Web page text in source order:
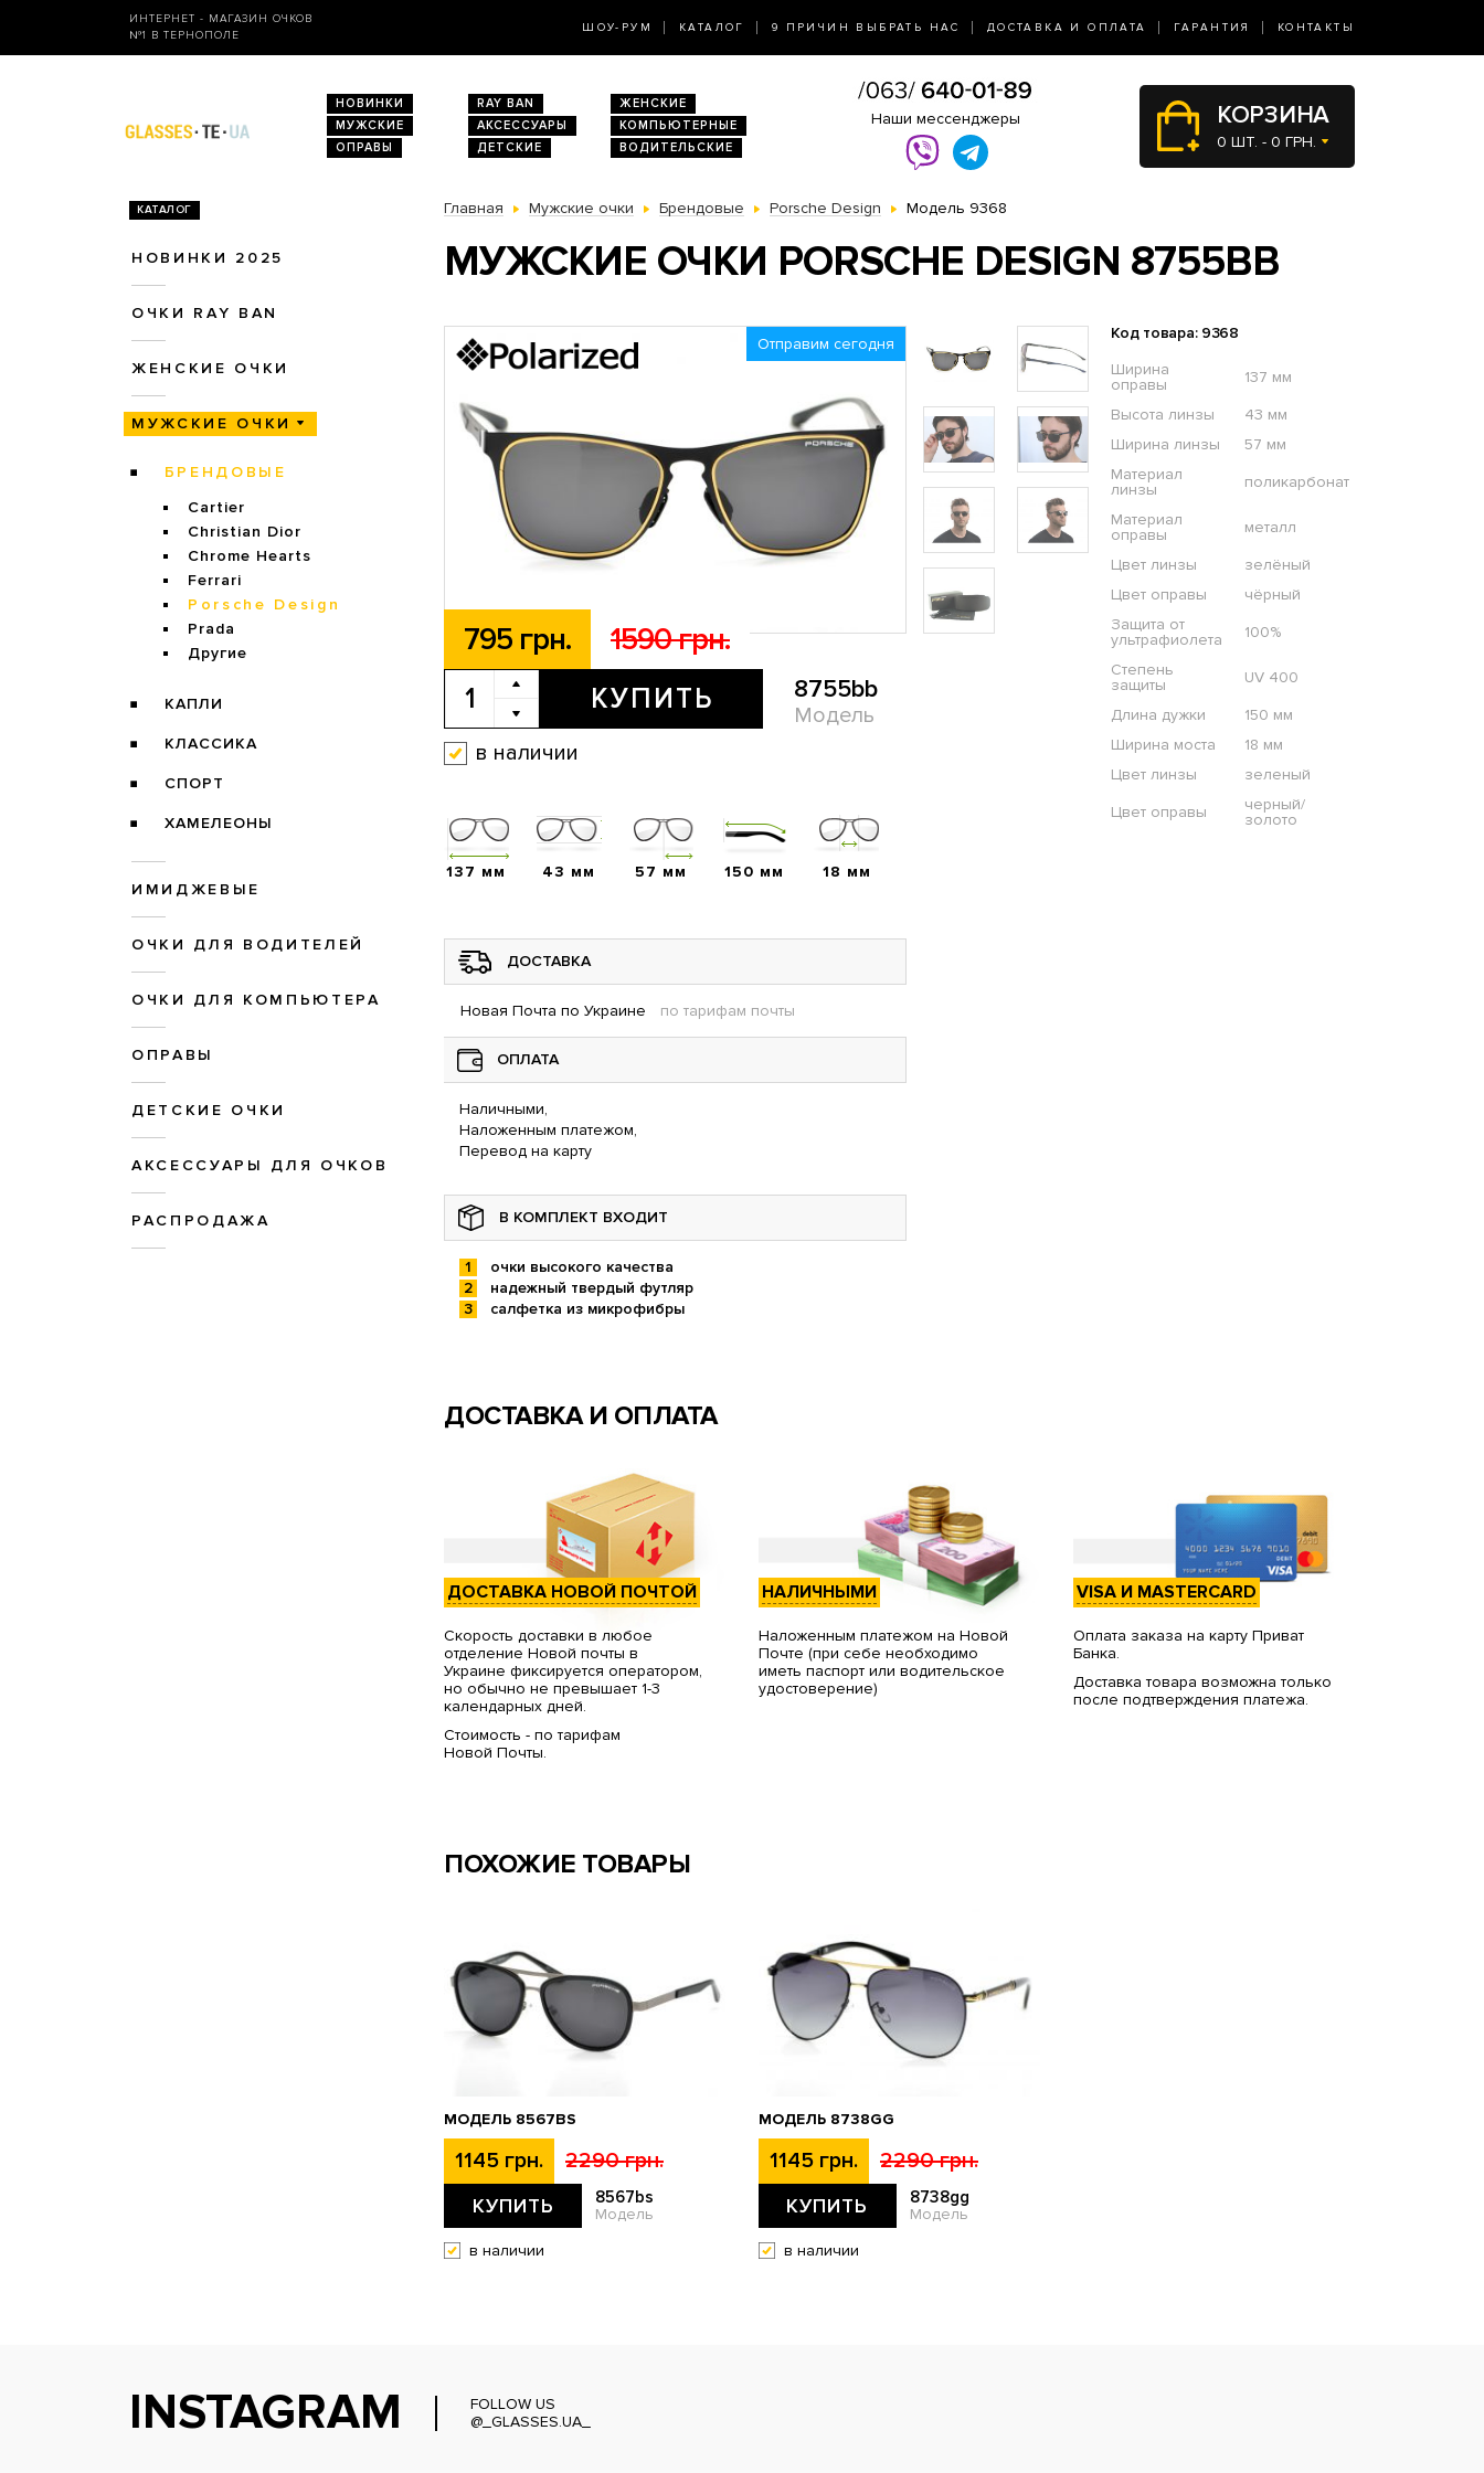
ИНТЕРНЕТ - МАГАЗИН ОЧКОВ
№1 В ТЕРНОПОЛЕ
ШОУ-РУМ КАТАЛОГ 9 ПРИЧИН ВЫБРАТЬ НАС ДОСТАВКА И ОПЛАТА ГАРАНТИЯ КОНТАКТЫ
НОВИНКИ RAY BAN
ЖЕНСКИЕ
МУЖСКИЕ
АКСЕССУАРЫ
КОМПЬЮТЕРНЫЕ
ОПРАВЫ
ДЕТСКИЕ ВОДИТЕЛЬСКИЕ
Наши мессенджеры КОРЗИНА
0 ШТ. - 0 ГРН.
КАТАЛОГ
НОВИНКИ 2025
ОЧКИ RAY BAN
ЖЕНСКИЕ ОЧКИ
МУЖСКИЕ ОЧКИ
БРЕНДОВЫЕ
Cartier
Christian Dior
Chrome Hearts
Ferrari
Porsche Design
Prada
Другие
КАПЛИ
КЛАССИКА
СПОРТ
ХАМЕЛЕОНЫ
ИМИДЖЕВЫЕ
ОЧКИ ДЛЯ ВОДИТЕЛЕЙ
ОЧКИ ДЛЯ КОМПЬЮТЕРА
ОПРАВЫ
ДЕТСКИЕ ОЧКИ
АКСЕССУАРЫ ДЛЯ ОЧКОВ
РАСПРОДАЖА
Главная Мужские очки Брендовые Porsche Design Модель 9368
МУЖСКИЕ ОЧКИ PORSCHE DESIGN 8755BB
Отправим сегодня
795 грн. 1590 грн.
КУПИТЬ 8755bb
Модель
в наличии
Код товара: 9368
Ширина
оправы
137 мм
Высота линзы
43 мм
Ширина линзы
57 мм
Материал
линзы
поликарбонат
Материал
оправы
металл
Цвет линзы
зелёный
Цвет оправы
чёрный
Защита от
ультрафиолета
100%
Степень
защиты
UV 400
Длина дужки
150 мм
Ширина моста
18 мм
Цвет линзы
зеленый
Цвет оправы
черный/
золото
137 мм 43 мм 57 мм 150 мм 18 мм
ДОСТАВКА
Новая Почта по Украине по тарифам почты
ОПЛАТА
Наличными,
Наложенным платежом,
Перевод на карту
В КОМПЛЕКТ ВХОДИТ
очки высокого качества
надежный твердый футляр
салфетка из микрофибры
ДОСТАВКА И ОПЛАТА
ДОСТАВКА НОВОЙ ПОЧТОЙ
Скорость доставки в любое
отделение Новой почты в
Украине фиксируется оператором,
но обычно не превышает 1-3
календарных дней.
Стоимость - по тарифам
Новой Почты.
НАЛИЧНЫМИ
Наложенным платежом на Новой
Почте (при себе необходимо
иметь паспорт или водительское
удостоверение)
VISA И MASTERCARD
Оплата заказа на карту Приват
Банка.
Доставка товара возможна только
после подтверждения платежа.
ПОХОЖИЕ ТОВАРЫ
МОДЕЛЬ 8567BS
1145 грн. 2290 грн.
КУПИТЬ 8567bs
Модель
в наличии
МОДЕЛЬ 8738GG
1145 грн. 2290 грн.
КУПИТЬ 8738gg
Модель
в наличии
INSTAGRAM
FOLLOW US
@_GLASSES.UA_